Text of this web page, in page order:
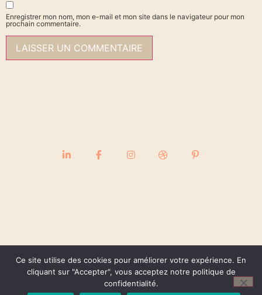
Enregistrer mon nom, mon e-mail et mon site dans le navigateur pour mon
prochain commentaire.
Ce site utilise des cookies pour améliorer votre expérience. En
cliquant sur "Accepter", vous acceptez notre politique de
confidentialité.